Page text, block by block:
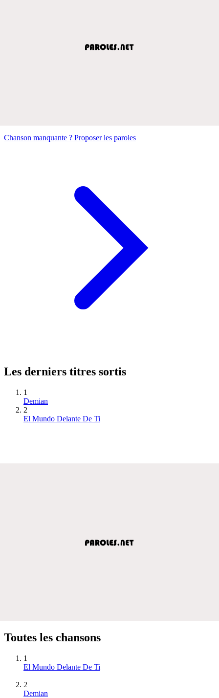
Chanson manquante ? Proposer les paroles
Les derniers titres sortis
1
Demian
2
El Mundo Delante De Ti
Toutes les chansons
1
El Mundo Delante De Ti
2
Demian